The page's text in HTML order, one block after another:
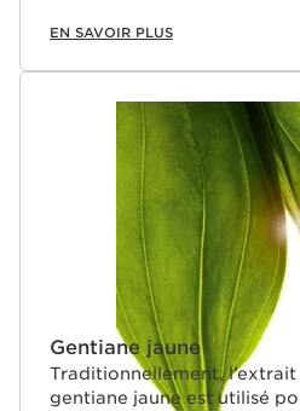
EN SAVOIR PLUS
Gentiane jaune
Traditionnellement,
gentiane jaune est utilisé